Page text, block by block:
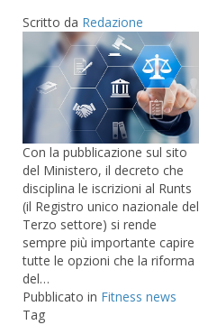
Scritto da Redazione
Con la pubblicazione sul sito
del Ministero, il decreto che
disciplina le iscrizioni al Runts
(il Registro unico nazionale del
Terzo settore) si rende
sempre più importante capire
tutte le opzioni che la riforma
del…
Pubblicato in Fitness news
Tag